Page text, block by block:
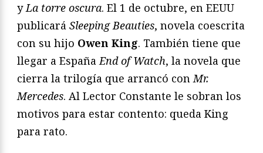
yLa torre oscura. El 1 de octubre, en EEUU
publicará Sleeping Beauties, novela coescrita
con su hijo Owen King. También tiene que
llegar a EspañaEnd of Watch, la novela que
cierra la trilogía que arrancó conMr.
Mercedes. Al Lector Constante le sobran los
motivos para estar contento: queda King
para rato.